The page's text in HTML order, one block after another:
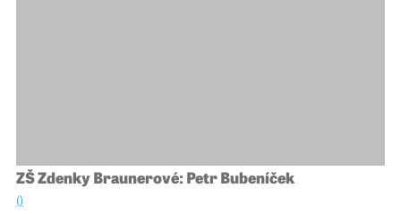
ZŠ Zdenky Braunerové: Petr Bubeníček
()